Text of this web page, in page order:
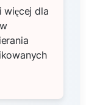
więcej dla